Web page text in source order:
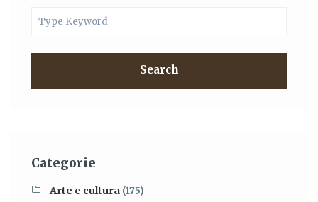
Search
Categorie
Arte e cultura (175)